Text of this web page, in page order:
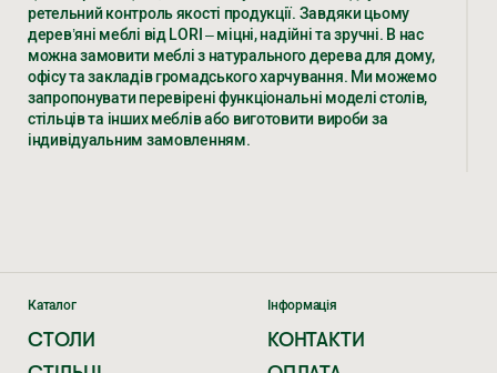
ретельний контроль якості продукції. Завдяки цьому
дерев’яні меблі від LORI – міцні, надійні та зручні. В нас
можна замовити меблі з натурального дерева для дому,
офісу та закладів громадського харчування. Ми можемо
запропонувати перевірені функціональні моделі столів,
стільців та інших меблів або виготовити вироби за
індивідуальним замовленням.
Уже не одне десятиліття ми виготовляємо елітні меблі з
Україні та країнах ЄС замовляють у нас.
ЕКСКЛЮЗИВНІ ДЕРЕВ’ЯНІ МЕБЛІ
Каталог
СТОЛИ
Інформація
КОНТАКТИ